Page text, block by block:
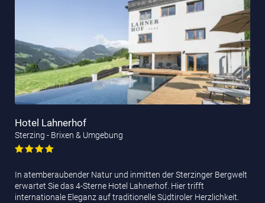
Hotel Lahnerhof
Sterzing - Brixen & Umgebung
In atemberaubender Natur und inmitten der Sterzinger Bergwelt
erwartet Sie das 4-Sterne Hotel Lahnerhof. Hier trifft
internationale Eleganz auf traditionelle Südtiroler Herzlichkeit.